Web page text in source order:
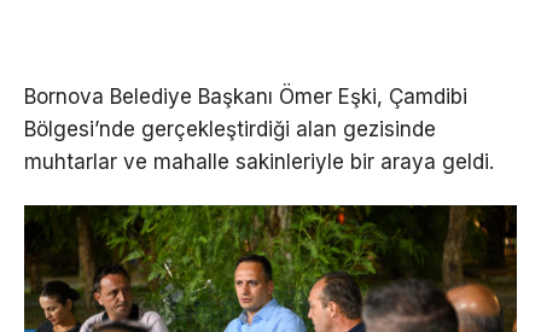
Bornova Belediye Başkanı Ömer Eşki, Çamdibi
Bölgesi’nde gerçekleştirdiği alan gezisinde
muhtarlar ve mahalle sakinleriyle bir araya geldi.